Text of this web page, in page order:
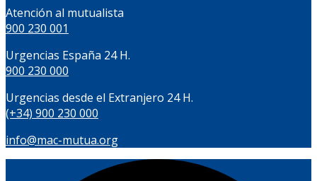
Atención al mutualista
900 230 001
Urgencias España 24 H.
900 230 000
Urgencias desde el Extranjero 24 H.
(+34) 900 230 000
info@mac-mutua.org